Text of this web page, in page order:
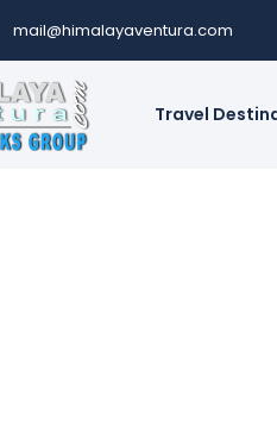
mail@himalayaventura.com
Travel